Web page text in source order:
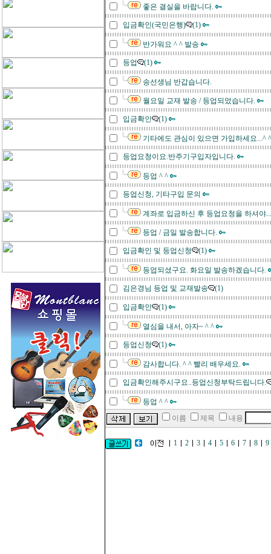
좋은 결실을 바랍니다.
입금확인(국민은행) (1)
반가워요 ^ ^ 발송
등업 (1)
송선생님 반갑습니다.
월요일 교재 발송 / 등업되었습니다.
입금확인 (1)
기타에도 관심이 있으면 가입하세요...^
등업요청이요.반주기구입자입니다.
등업 ^ ^
등업신청, 기타구입 문의
계좌로 입금하신 후 등업요청을 하셔야...
등업 / 금일 발송합니다.
입금확인 및 등업신청 (1)
등업되셨구요. 화요일 발송하겠습니다.
김은경님 등업 및 교재발송 (1)
입금확인 (1)
열심을 내서, 아자~ ^ ^
등업신청 (1)
감사합니다. ^ ^ 빨리 배우세요.
입금확인해주시구요..등업신청부탁드립니다.
등업 ^ ^
이름
제목 내용
1 2 3 4 5 6 7 8 9